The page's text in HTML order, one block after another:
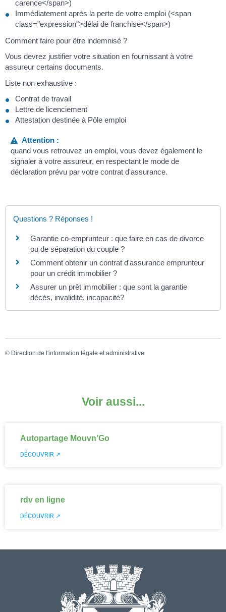
carence</span>)
Immédiatement après la perte de votre emploi (<span
class="expression">délai de franchise</span>)
Comment faire pour être indemnisé ?
Vous devrez justifier votre situation en fournissant à votre
assureur certains documents.
Liste non exhaustive :
Contrat de travail
Lettre de licenciement
Attestation destinée à Pôle emploi
Attention :
quand vous retrouvez un emploi, vous devez également le
signaler à votre assureur, en respectant le mode de
déclaration prévu par votre contrat d'assurance.
Questions ? Réponses !
Garantie co-emprunteur : que faire en cas de divorce
ou de séparation du couple ?
Comment obtenir un contrat d'assurance emprunteur
pour un crédit immobilier ?
Assurer un prêt immobilier : que sont la garantie
décès, invalidité, incapacité?
© Direction de l'information légale et administrative
Voir aussi...
Autopartage Mouvn’Go
DÉCOUVRIR ↗
rdv en ligne
DÉCOUVRIR ↗